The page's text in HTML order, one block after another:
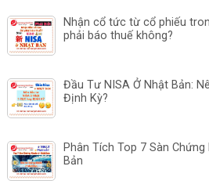
Nhận cổ tức từ cổ phiếu
phải báo thuế không?
Đầu Tư NISA Ở Nhật Bản:
Định Kỳ?
Phân Tích Top 7 Sàn
Bản